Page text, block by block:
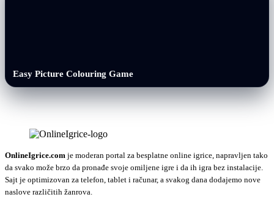
Easy Picture Colouring Game
OnlineIgrice.com je moderan portal za besplatne online igrice, napravljen tako
da svako može brzo da pronađe svoje omiljene igre i da ih igra bez instalacije.
Sajt je optimizovan za telefon, tablet i računar, a svakog dana dodajemo nove
naslove različitih žanrova.